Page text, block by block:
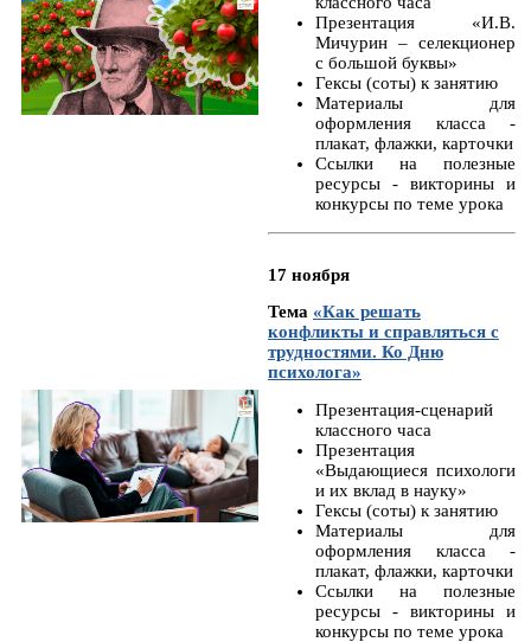
Презентация «И.В.
Мичурин – селекционер
с большой буквы»
Гексы (соты) к занятию
Материалы для
оформления класса -
плакат, флажки, карточки
Ссылки на полезные
ресурсы - викторины и
конкурсы по теме урока
17 ноября
Тема «Как решать
конфликты и справляться с
трудностями. Ко Дню
психолога»
Презентация-сценарий
классного часа
Презентация
«Выдающиеся психологи
и их вклад в науку»
Гексы (соты) к занятию
Материалы для
оформления класса -
плакат, флажки, карточки
Ссылки на полезные
ресурсы - викторины и
конкурсы по теме урока